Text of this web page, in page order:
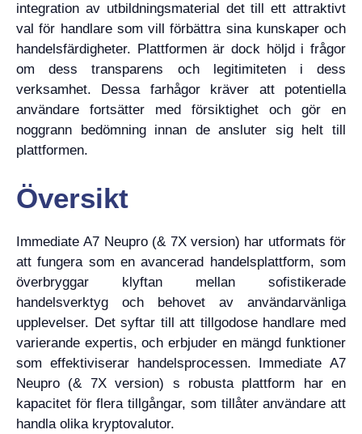
integration av utbildningsmaterial det till ett attraktivt
val för handlare som vill förbättra sina kunskaper och
handelsfärdigheter. Plattformen är dock höljd i frågor
om dess transparens och legitimiteten i dess
verksamhet. Dessa farhågor kräver att potentiella
användare fortsätter med försiktighet och gör en
noggrann bedömning innan de ansluter sig helt till
plattformen.
Översikt
Immediate A7 Neupro (& 7X version) har utformats för
att fungera som en avancerad handelsplattform, som
överbryggar klyftan mellan sofistikerade
handelsverktyg och behovet av användarvänliga
upplevelser. Det syftar till att tillgodose handlare med
varierande expertis, och erbjuder en mängd funktioner
som effektiviserar handelsprocessen. Immediate A7
Neupro (& 7X version) s robusta plattform har en
kapacitet för flera tillgångar, som tillåter användare att
handla olika kryptovalutor.